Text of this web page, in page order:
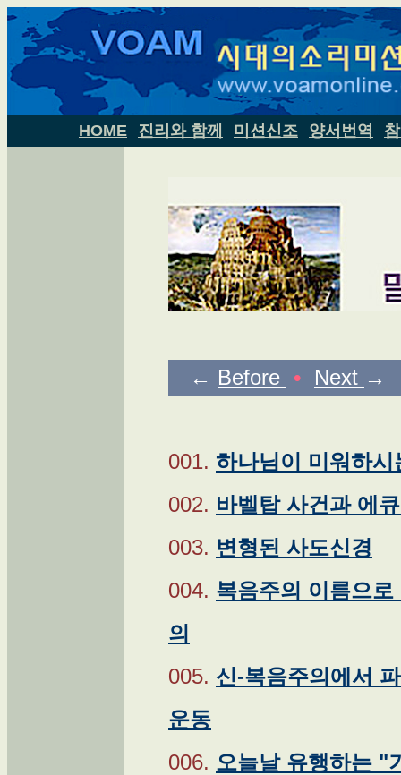
HOME 진리와 함께 미션신조 양서번역
← Before • Next →
001. 하나님이 미워하
002. 바벨탑 사건과 에
003. 변형된 사도신경
004. 복음주의 이름으
의
005. 신-복음주의에서
운동
006. 오늘날 유행하는 "